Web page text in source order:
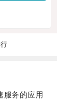
务的应用